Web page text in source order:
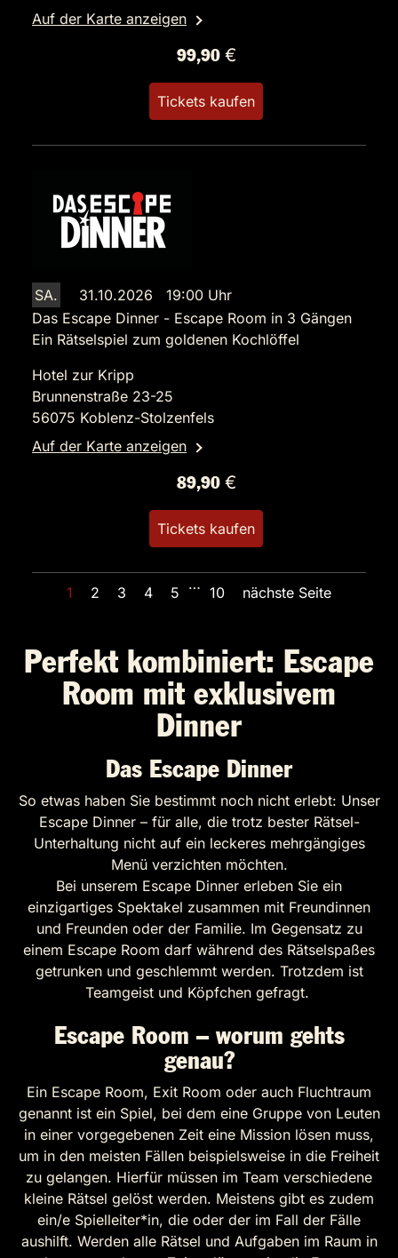
Auf der Karte anzeigen
99,90 €
Tickets kaufen
SA.
31.10.2026 19:00 Uhr
Das Escape Dinner - Escape Room in 3 Gängen
Ein Rätselspiel zum goldenen Kochlöffel
Hotel zur Kripp
Brunnenstraße 23-25
56075 Koblenz-Stolzenfels
Auf der Karte anzeigen
89,90 €
Tickets kaufen
1 2 3 4 5 … 10 nächste Seite
Perfekt kombiniert: Escape
Room mit exklusivem
Dinner
Das Escape Dinner
So etwas haben Sie bestimmt noch nicht erlebt: Unser
Escape Dinner – für alle, die trotz bester Rätsel-
Unterhaltung nicht auf ein leckeres mehrgängiges
Menü verzichten möchten.
Bei unserem Escape Dinner erleben Sie ein
einzigartiges Spektakel zusammen mit Freundinnen
und Freunden oder der Familie. Im Gegensatz zu
einem Escape Room darf während des Rätselspaßes
getrunken und geschlemmt werden. Trotzdem ist
Teamgeist und Köpfchen gefragt.
Escape Room – worum gehts
genau?
Ein Escape Room, Exit Room oder auch Fluchtraum
genannt ist ein Spiel, bei dem eine Gruppe von Leuten
in einer vorgegebenen Zeit eine Mission lösen muss,
um in den meisten Fällen beispielsweise in die Freiheit
zu gelangen. Hierfür müssen im Team verschiedene
kleine Rätsel gelöst werden. Meistens gibt es zudem
ein/e Spielleiter*in, die oder der im Fall der Fälle
aushilft. Werden alle Rätsel und Aufgaben im Raum in